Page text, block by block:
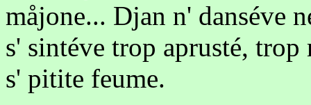
måjone... Djan n' danséve
s' sintéve trop aprusté,
s' pitite feume.